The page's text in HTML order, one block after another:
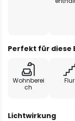
Perfekt für diese
Wohnberei
ch
Flur
Lichtwirkung